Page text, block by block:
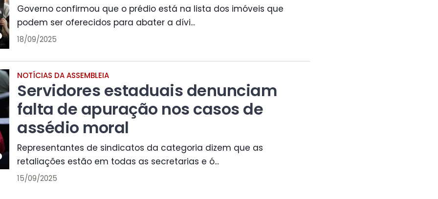
Governo confirmou que o prédio está na lista dos imóveis que
podem ser oferecidos para abater a dívi...
18/09/2025
NOTÍCIAS DA ASSEMBLEIA
Servidores estaduais denunciam
falta de apuração nos casos de
assédio moral
Representantes de sindicatos da categoria dizem que as
retaliações estão em todas as secretarias e ó...
15/09/2025